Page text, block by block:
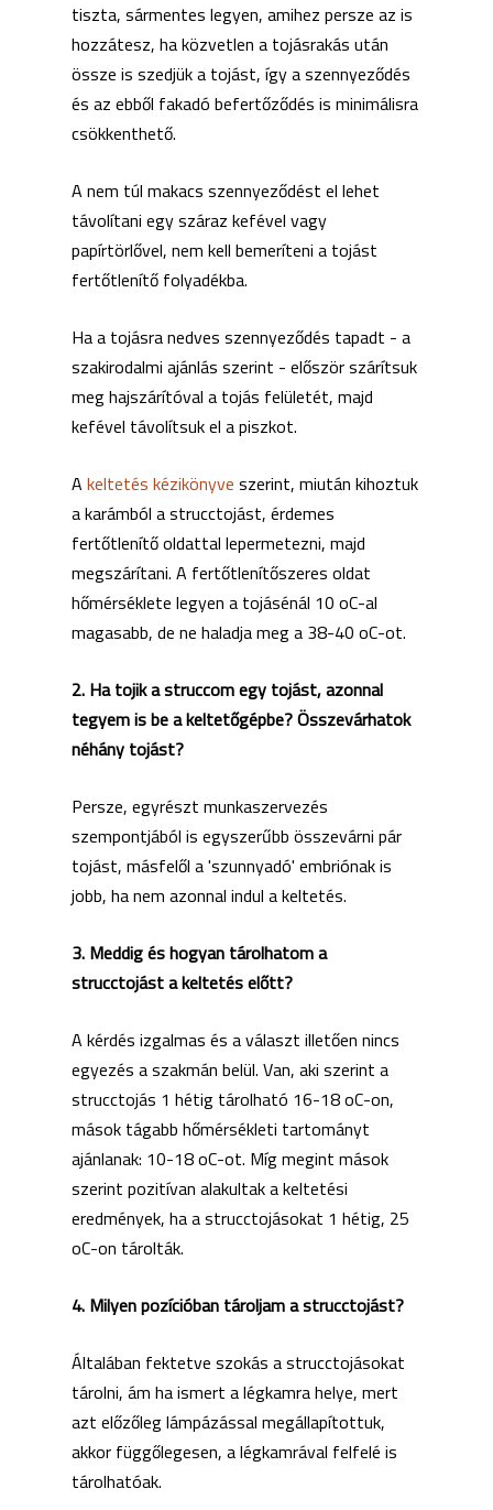
tiszta, sármentes legyen, amihez persze az is
hozzátesz, ha közvetlen a tojásrakás után
össze is szedjük a tojást, így a szennyeződés
és az ebből fakadó befertőződés is minimálisra
csökkenthető.
A nem túl makacs szennyeződést el lehet
távolítani egy száraz kefével vagy
papírtörlővel, nem kell bemeríteni a tojást
fertőtlenítő folyadékba.
Ha a tojásra nedves szennyeződés tapadt - a
szakirodalmi ajánlás szerint - először szárítsuk
meg hajszárítóval a tojás felületét, majd
kefével távolítsuk el a piszkot.
A keltetés kézikönyve szerint, miután kihoztuk
a karámból a strucctojást, érdemes
fertőtlenítő oldattal lepermetezni, majd
megszárítani. A fertőtlenítőszeres oldat
hőmérséklete legyen a tojásénál 10 oC-al
magasabb, de ne haladja meg a 38-40 oC-ot.
2. Ha tojik a struccom egy tojást, azonnal
tegyem is be a keltetőgépbe? Összevárhatok
néhány tojást?
Persze, egyrészt munkaszervezés
szempontjából is egyszerűbb összevárni pár
tojást, másfelől a 'szunnyadó' embriónak is
jobb, ha nem azonnal indul a keltetés.
3. Meddig és hogyan tárolhatom a
strucctojást a keltetés előtt?
A kérdés izgalmas és a választ illetően nincs
egyezés a szakmán belül. Van, aki szerint a
strucctojás 1 hétig tárolható 16-18 oC-on,
mások tágabb hőmérsékleti tartományt
ajánlanak: 10-18 oC-ot. Míg megint mások
szerint pozitívan alakultak a keltetési
eredmények, ha a strucctojásokat 1 hétig, 25
oC-on tárolták.
4. Milyen pozícióban tároljam a strucctojást?
Általában fektetve szokás a strucctojásokat
tárolni, ám ha ismert a légkamra helye, mert
azt előzőleg lámpázással megállapítottuk,
akkor függőlegesen, a légkamrával felfelé is
tárolhatóak.